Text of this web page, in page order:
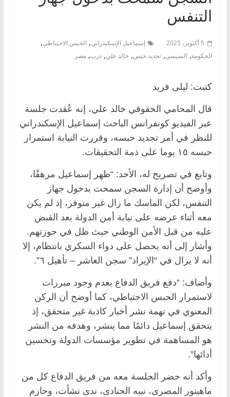
التنفس
5 أكتوبر، 2025 إسماعيل الإسكندراني, الحبس الاحتياطي,
الحكومة, السيسي, تجديد حبس, خالد علي, درب, مصر
كتبت: ليلى فريد
قال المحامي الحقوقي خالد علي، إنه عُقدت جلسة
عبر الفيديو كونفرانس الباحث إسماعيل الإسكندراني
للنظر في أمر تجديد حبسه، وقررت النيابة استمرار
حبسه ١٥ يوما على ذمة التحقيقات.
وتابع في تصريح له، الأحد: “ظهر إسماعيل مرهقًا،
وأوضح أن إدارة السجن سمحت بدخول جهاز
التنفس، لكن الماسك ما زال غير متوفر، إذ لم يكن
معه أثناء عرضه على نيابة أمن الدولة بعد القبض
عليه من قبل الأمن الوطني حيث ظل في حوزتهم.
وأشار إلى أنه يحصل على دواء السكري بانتظام، إلا
أنه لا يزال في “الإيراد” سجن العاشر – تأهيل ٦”.
وأضاف: “دفع فريق الدفاع بعدم وجود مبررات
لاستمرار الحبس الاحتياطي، كما أوضح أن الركن
المعنوي في تهمة نشر أخبار كاذبة غير متحقق، إذ
يتحقق إسماعيل دائمًا مما ينشر، وهدفه من النشر
هو المساهمة في تطوير مؤسسات الدولة وتحسين
أدائها”.
وأكد أنه حضر الجلسة معه من فريق الدفاع كل من
ماهينور المصرى، نبيه الحنادى، ندى نشأت، وحازم